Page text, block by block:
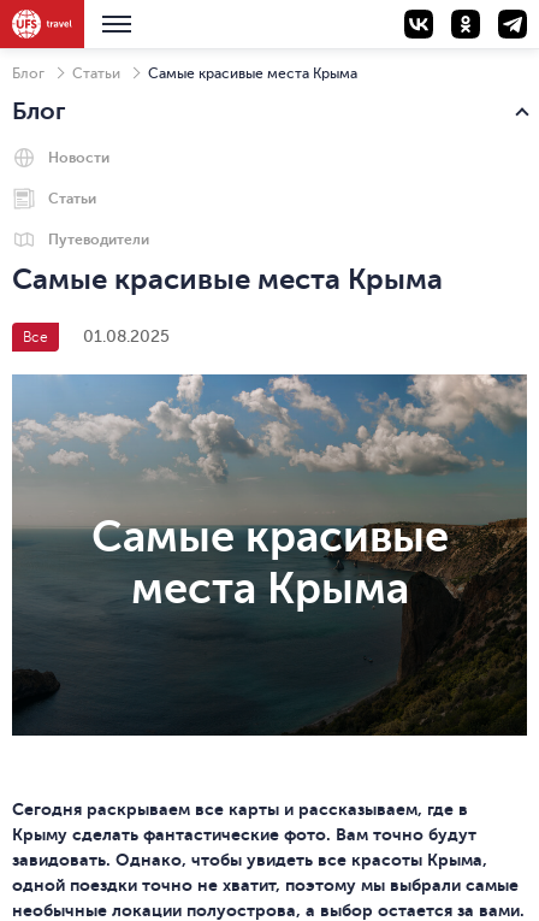
Блог Статьи Самые красивые места Крыма
Блог
Новости
Статьи
Путеводители
Самые красивые места Крыма
Все 01.08.2025
Самые красивые
места Крыма
Сегодня раскрываем все карты и рассказываем, где в
Крыму сделать фантастические фото. Вам точно будут
завидовать. Однако, чтобы увидеть все красоты Крыма,
одной поездки точно не хватит, поэтому мы выбрали самые
необычные локации полуострова, а выбор остается за вами.